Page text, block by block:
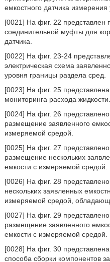
емкостного датчика
[0021] На фиг. 22 представлен
соединительной муфты для
датчика.
[0022] На фиг. 23-24
электрическая схема
уровня границы раздела сред.
[0023] На фиг. 25
мониторинга расхода жидкости.
[0024] На фиг. 26
размещение заявленного
измеряемой средой.
[0025] На фиг. 27
размещение нескольких
емкости с измеряемой средой.
[0026] На фиг. 28
нескольких заявленных
измеряемой средой,
[0027] На фиг. 29
размещение заявленного
емкости с измеряемой средой.
[0028] На фиг. 30
способа сборки компонентов